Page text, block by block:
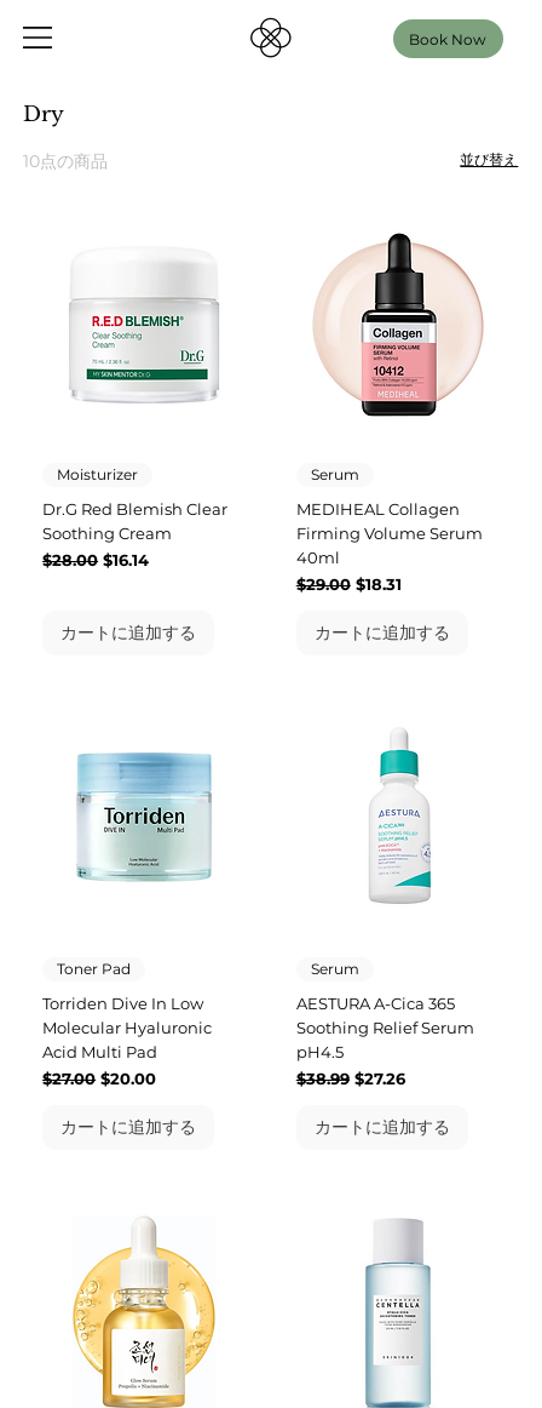
Book Now
Dry
10点の商品 並び替え
Moisturizer
Dr.G Red Blemish Clear
Soothing Cream
通常価格
$28.00 セール価格
$16.14
カートに追加する
Serum
MEDIHEAL Collagen
Firming Volume Serum
40ml
通常価格
$29.00 セール価格
$18.31
カートに追加する
Toner Pad
Torriden Dive In Low
Molecular Hyaluronic
Acid Multi Pad
通常価格
$27.00 セール価格
$20.00
カートに追加する
Serum
AESTURA A-Cica 365
Soothing Relief Serum
pH4.5
通常価格
$38.99 セール価格
$27.26
カートに追加する